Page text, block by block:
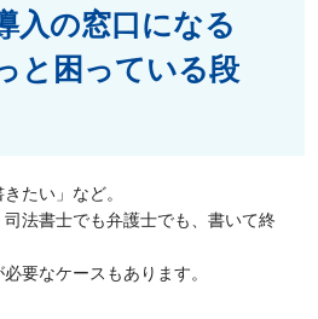
入の窓口になる
と困っている段
たい」など。
法書士でも弁護士でも、書いて終
要なケースもあります。